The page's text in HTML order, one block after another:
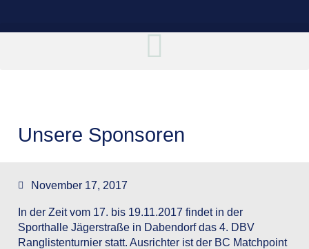
Unsere Sponsoren
November 17, 2017
In der Zeit vom 17. bis 19.11.2017 findet in der
Sporthalle Jägerstraße in Dabendorf das 4. DBV
Ranglistenturnier statt. Ausrichter ist der BC Matchpoint